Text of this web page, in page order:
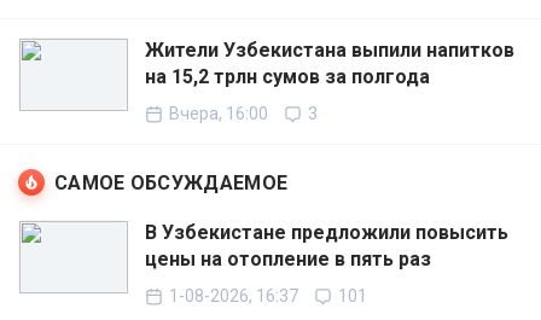
Жители Узбекистана выпили напитков
на 15,2 трлн сумов за полгода
Вчера, 16:00 3
САМОЕ ОБСУЖДАЕМОЕ
В Узбекистане предложили повысить
цены на отопление в пять раз
1-08-2026, 16:37 101